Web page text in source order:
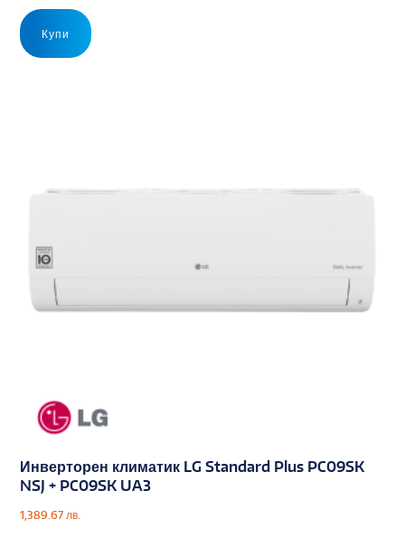
Купи
Инверторен климатик LG Standard Plus PC09SK
NSJ + PC09SK UA3
1,389.67лв.